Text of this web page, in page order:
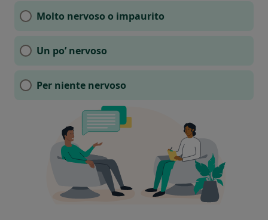
Molto nervoso o impaurito
Un po’ nervoso
Per niente nervoso